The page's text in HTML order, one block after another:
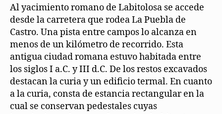
Al yacimiento romano de Labitolosa se accede
desde la carretera que rodea La Puebla de
Castro. Una pista entre campos lo alcanza en
menos de un kilómetro de recorrido. Esta
antigua ciudad romana estuvo habitada entre
los siglos I a.C. y III d.C. De los restos excavados
destacan la curia y un edificio termal. En cuanto
a la curia, consta de estancia rectangular en la
cual se conservan pedestales cuyas